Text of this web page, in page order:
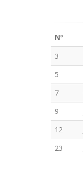
Nº
3
5
7
9
12
23